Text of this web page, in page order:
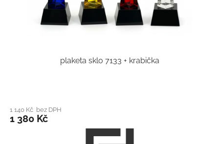
plaketa sklo 7133 + krabička
1 140 Kč bez DPH
1 380 Kč